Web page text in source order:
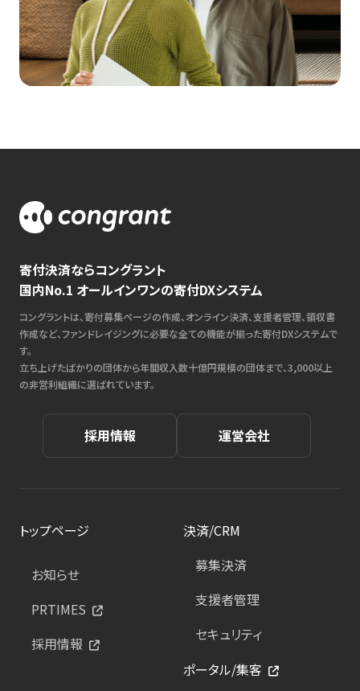
寄付決済ならコングラント
国内No.1 オールインワンの寄付DXシステム
コングラントは、寄付募集ページの作成、オンライン決済、支援者管理、領収書
作成など、ファンドレイジングに必要な全ての機能が揃った寄付DXシステムで
す。
立ち上げたばかりの団体から年間収入数十億円規模の団体まで、3,000以上
の非営利組織に選ばれています。
採用情報 運営会社
トップページ
お知らせ
PRTIMES
採用情報
決済/CRM
募集決済
支援者管理
セキュリティ
ポータル/集客